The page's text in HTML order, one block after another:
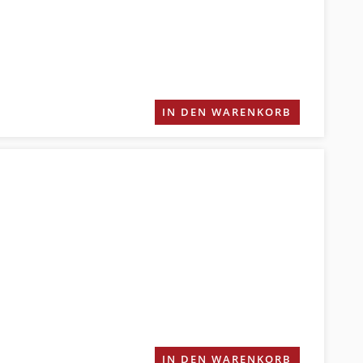
IN DEN WARENKORB
IN DEN WARENKORB